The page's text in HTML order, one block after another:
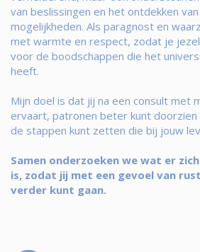
van beslissingen en het ontdekken
mogelijkheden. Als paragnost en
met warmte en respect, zodat je
voor de boodschappen die het
heeft.
Mijn doel is dat jij na een consult met
ervaart, patronen beter kunt
de stappen kunt zetten die bij jouw
Samen onderzoeken we wat er
is, zodat jij met een gevoel van
verder kunt gaan.